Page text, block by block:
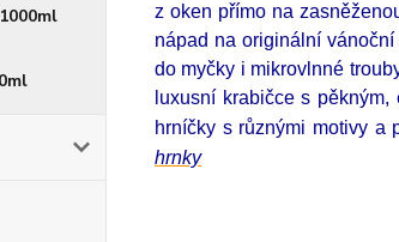
z oken přímo na
nápad na originální
do myčky i mikrovlnné
luxusní krabičce s
hrníčky s různými motivy a
hrnky